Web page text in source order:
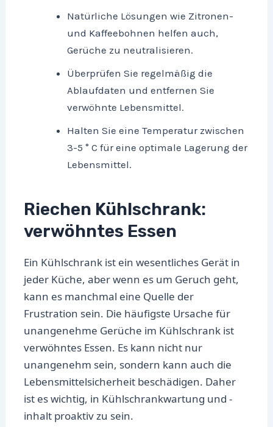
Natürliche Lösungen wie Zitronen-
und Kaffeebohnen helfen auch,
Gerüche zu neutralisieren.
Überprüfen Sie regelmäßig die
Ablaufdaten und entfernen Sie
verwöhnte Lebensmittel.
Halten Sie eine Temperatur zwischen
3-5 ° C für eine optimale Lagerung der
Lebensmittel.
Riechen Kühlschrank:
verwöhntes Essen
Ein Kühlschrank ist ein wesentliches Gerät in
jeder Küche, aber wenn es um Geruch geht,
kann es manchmal eine Quelle der
Frustration sein. Die häufigste Ursache für
unangenehme Gerüche im Kühlschrank ist
verwöhntes Essen. Es kann nicht nur
unangenehm sein, sondern kann auch die
Lebensmittelsicherheit beschädigen. Daher
ist es wichtig, in Kühlschrankwartung und -
inhalt proaktiv zu sein.